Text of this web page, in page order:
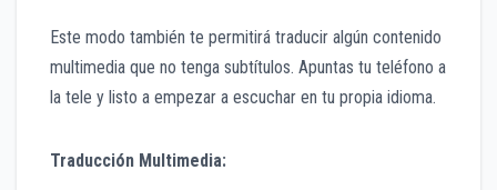
Este modo también te permitirá traducir algún contenido
multimedia que no tenga subtítulos. Apuntas tu teléfono a
la tele y listo a empezar a escuchar en tu propia idioma.
Traducción Multimedia: